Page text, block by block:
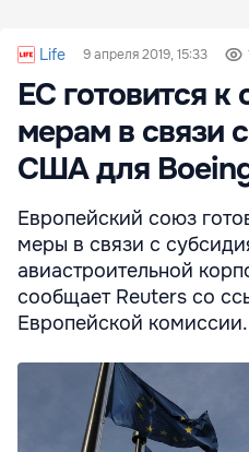
Life 9 апреля 2019, 15:33
ЕС готовится к
мерам в связи
США для
Европейский союз
меры в связи с
авиастроительной
сообщает Reuters со
Европейской комиссии.